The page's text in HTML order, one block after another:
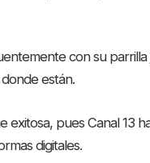
con su
están.
exitosa, pues Canal 13
digitales.